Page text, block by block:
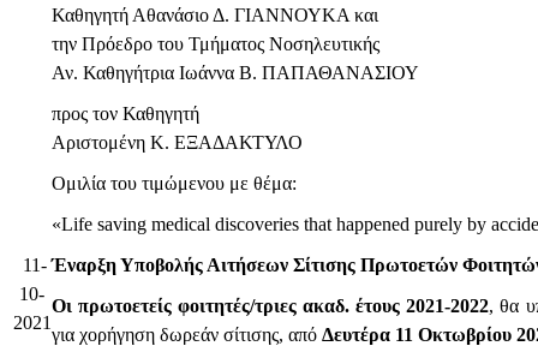
Καθηγητή Αθανάσιο Δ. ΓΙΑΝΝΟΥΚΑ και
την Πρόεδρο του Τμήματος Νοσηλευτικής
Αν. Καθηγήτρια Ιωάννα Β. ΠΑΠΑΘΑΝΑΣΙΟΥ
προς τον Καθηγητή
Αριστομένη Κ. ΕΞΑΔΑΚΤΥΛΟ
Ομιλία του τιμώμενου με θέμα:
«Life saving medical discoveries that happened purely by
11-
10-
2021
Έναρξη Υποβολής Αιτήσεων Σίτισης Πρωτοετών
Οι πρωτοετείς φοιτητές/τριες ακαδ. έτους 2021-2022, θα
για χορήγηση δωρεάν σίτισης, από Δευτέρα 11 Οκτωβρίου